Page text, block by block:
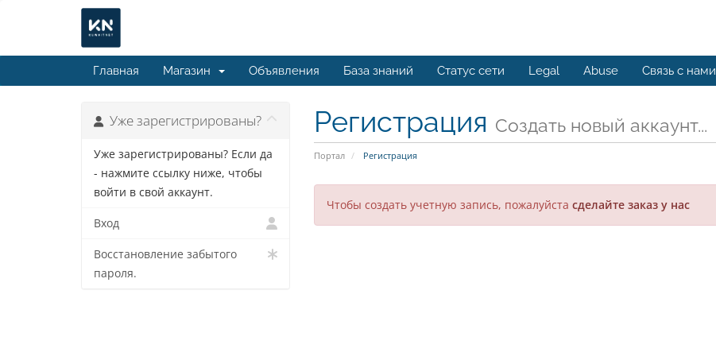
Главная Магазин Объявления База знаний Статус сети Legal Abuse Связь с нами
Регистрация Создать новый аккаунт...
Портал Регистрация
Уже зарегистрированы?
Уже зарегистрированы? Если да
- нажмите ссылку ниже, чтобы
войти в свой аккаунт.
Вход
Восстановление забытого
пароля.
Чтобы создать учетную запись, пожалуйста сделайте заказ у нас